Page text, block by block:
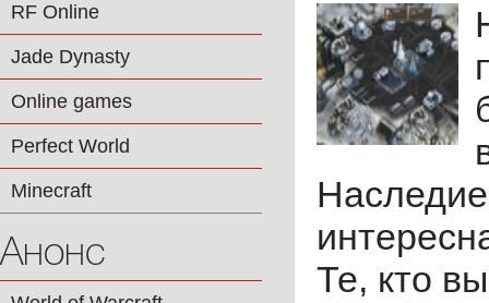
RF Online
Jade Dynasty
Online games
Perfect World
Minecraft
Анонс
Те, кто